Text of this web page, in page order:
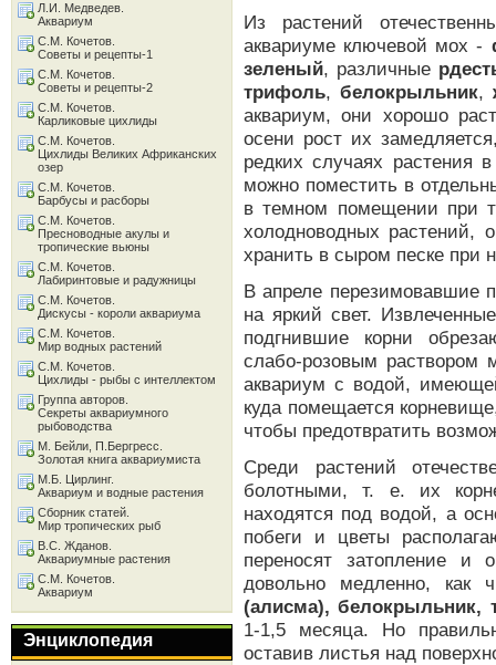
Из растений
аквариуме ключевой мох -
зеленый, различные
трифоль, белокрыльник,
аквариум, они хорошо
осени рост их
редких случаях растения
можно поместить в
в темном помещении при
холодноводных растений,
хранить в сыром песке при
В апреле перезимовавшие
на яркий свет.
подгнившие корни
слабо-розовым раствором
аквариум с водой,
куда помещается
чтобы предотвратить
Среди растений
болотными, т. е. их
находятся под водой, а
побеги и цветы
переносят затопление и
довольно медленно,
(алисма), белокрыльник,
1-1,5 месяца. Но
оставив листья над
Л.И. Медведев.
Аквариум
С.М. Кочетов.
Советы и рецепты-1
С.М. Кочетов.
Советы и рецепты-2
С.М. Кочетов.
Карликовые цихлиды
С.М. Кочетов.
Цихлиды Великих Африканских
озер
С.М. Кочетов.
Барбусы и расборы
С.М. Кочетов.
Пресноводные акулы и
тропические вьюны
С.М. Кочетов.
Лабиринтовые и радужницы
С.М. Кочетов.
Дискусы - короли аквариума
С.М. Кочетов.
Мир водных растений
С.М. Кочетов.
Цихлиды - рыбы с интеллектом
Группа авторов.
Секреты аквариумного
рыбоводства
М. Бейли, П.Бергресс.
Золотая книга аквариумиста
М.Б. Цирлинг.
Аквариум и водные растения
Сборник статей.
Мир тропических рыб
В.С. Жданов.
Аквариумные растения
С.М. Кочетов.
Аквариум
Энциклопедия